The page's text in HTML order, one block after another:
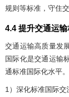
规则等标准，守住
4.4 提升交通运
交通运输高质量发
国际化是交通运输
通标准国际化水平。
1）深化标准国际